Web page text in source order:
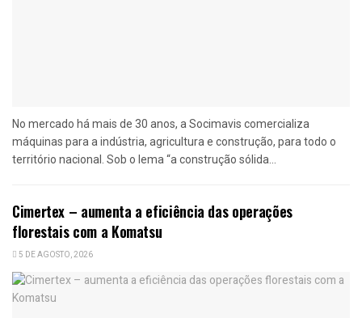
No mercado há mais de 30 anos, a Socimavis comercializa
máquinas para a indústria, agricultura e construção, para todo o
território nacional. Sob o lema “a construção sólida...
Cimertex – aumenta a eficiência das operações
florestais com a Komatsu
5 DE AGOSTO, 2026